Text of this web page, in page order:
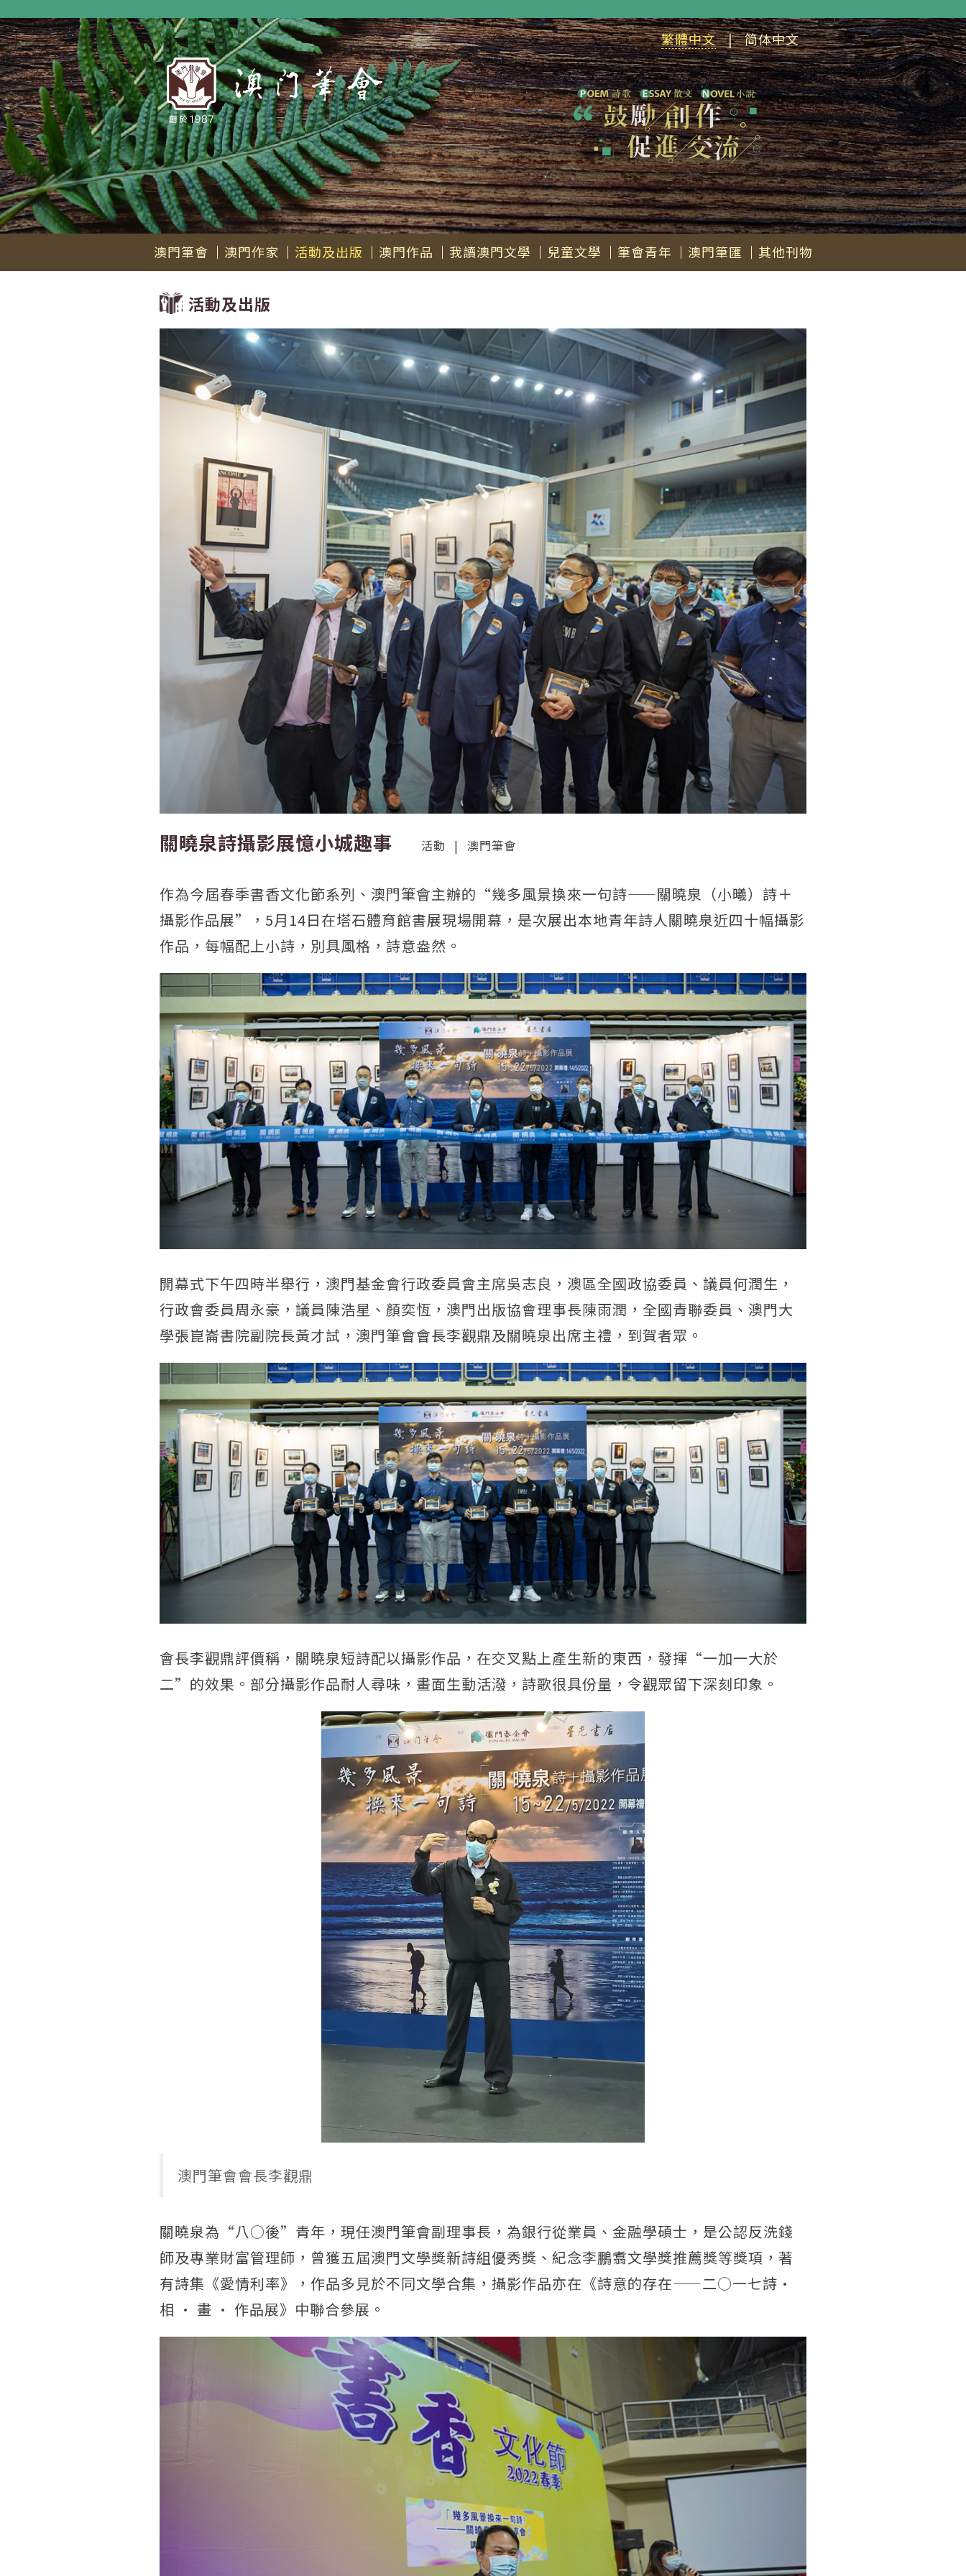
繁體中文 | 简体中文
澳門筆會 澳門作家 活動及出版 澳門作品 我讀澳門文學 兒童文學 筆會青年 澳門筆匯 其他刊物
活動及出版
關曉泉詩攝影展憶小城趣事 活動 | 澳門筆會
作為今屆春季書香文化節系列、澳門筆會主辦的“幾多風景換來一句詩——關曉泉（小曦）詩＋
攝影作品展”，5月14日在塔石體育館書展現場開幕，是次展出本地青年詩人關曉泉近四十幅攝影
作品，每幅配上小詩，別具風格，詩意盎然。
開幕式下午四時半舉行，澳門基金會行政委員會主席吳志良，澳區全國政協委員、議員何潤生，
行政會委員周永豪，議員陳浩星、顏奕恆，澳門出版協會理事長陳雨潤，全國青聯委員、澳門大
學張崑崙書院副院長黃才試，澳門筆會會長李觀鼎及關曉泉出席主禮，到賀者眾。
會長李觀鼎評價稱，關曉泉短詩配以攝影作品，在交叉點上產生新的東西，發揮“一加一大於
二”的效果。部分攝影作品耐人尋味，畫面生動活潑，詩歌很具份量，令觀眾留下深刻印象。
澳門筆會會長李觀鼎
關曉泉為“八○後”青年，現任澳門筆會副理事長，為銀行從業員、金融學碩士，是公認反洗錢
師及專業財富管理師，曾獲五屆澳門文學獎新詩組優秀獎、紀念李鵬翥文學獎推薦獎等獎項，著
有詩集《愛情利率》，作品多見於不同文學合集，攝影作品亦在《詩意的存在——二○一七詩·
相 · 畫 · 作品展》中聯合參展。